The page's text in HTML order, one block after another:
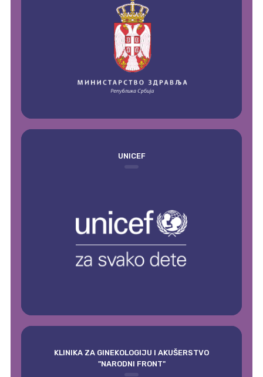
UNICEF
KLINIKA ZA GINEKOLOGIJU I AKUŠERSTVO
"NARODNI FRONT"